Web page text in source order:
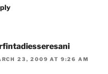
23, 2009 AT 9:26 AM